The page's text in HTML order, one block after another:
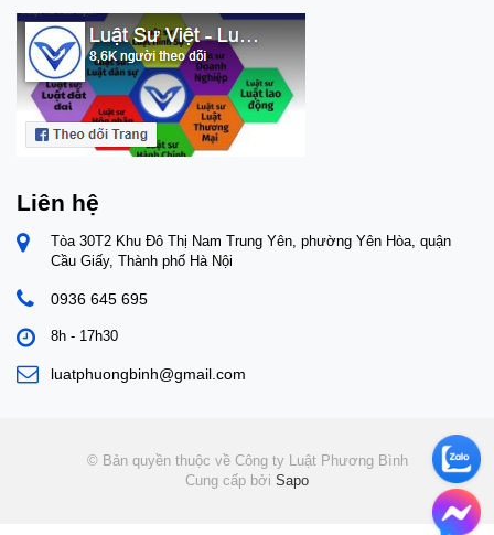
Liên hệ
Tòa 30T2 Khu Đô Thị Nam Trung Yên, phường Yên Hòa, quận
Cầu Giấy, Thành phố Hà Nội
0936 645 695
8h - 17h30
luatphuongbinh@gmail.com
© Bản quyền thuộc về Công ty Luật Phương Bình
Cung cấp bởi Sapo